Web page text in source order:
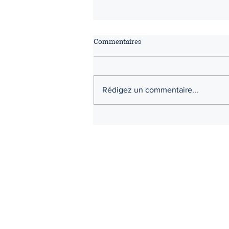
Commentaires
Rédigez un commentaire...